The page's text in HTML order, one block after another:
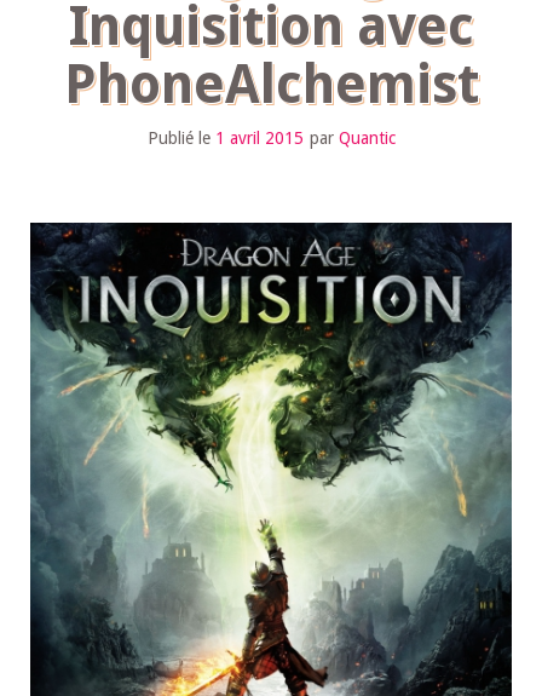
Inquisition avec
PhoneAlchemist
Publié le 1 avril 2015 par Quantic